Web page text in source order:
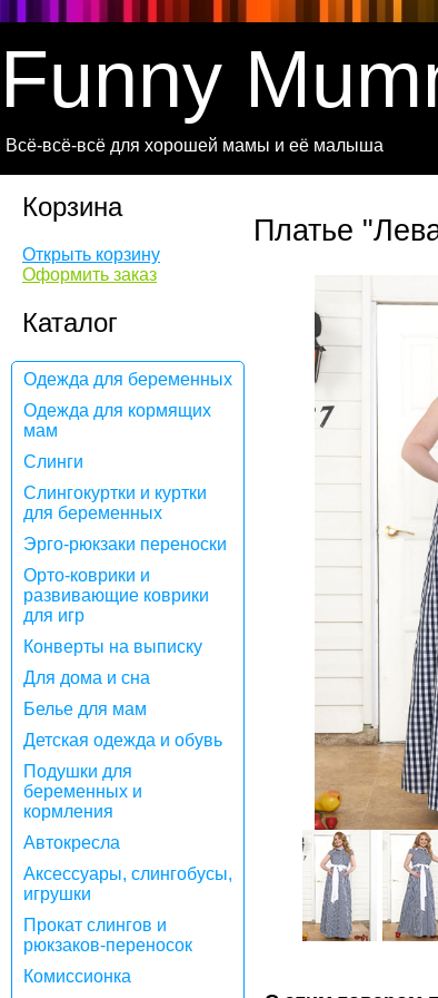
Funny
Всё-всё-всё для хорошей мамы и её малыша
Корзина
Открыть корзину
Оформить заказ
Каталог
Одежда для беременных
Одежда для кормящих
мам
Слинги
Слингокуртки и куртки
для беременных
Эрго-рюкзаки переноски
Орто-коврики и
развивающие коврики
для игр
Конверты на выписку
Для дома и сна
Белье для мам
Детская одежда и обувь
Подушки для
беременных и
кормления
Автокресла
Аксессуары, слингобусы,
игрушки
Прокат слингов и
рюкзаков-переносок
Комиссионка
Платье